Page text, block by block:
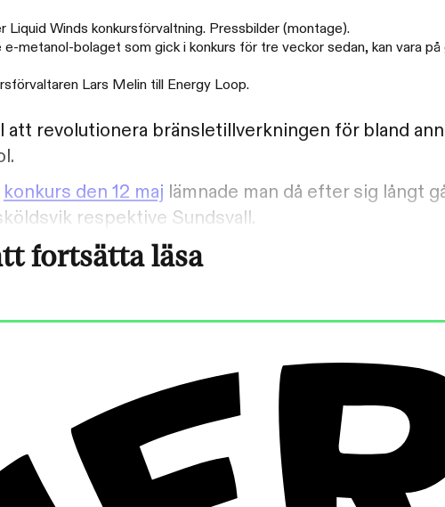
Winds konkursförvaltning. Pressbilder (montage).
metanol-bolaget som gick i konkurs för tre veckor sedan, kan vara
Lars Melin till Energy Loop.
att revolutionera bränsletillverkningen för bland
konkurs den 12 maj lämnade man då efter sig långt
respektive Sundsvall.
fortsätta läsa